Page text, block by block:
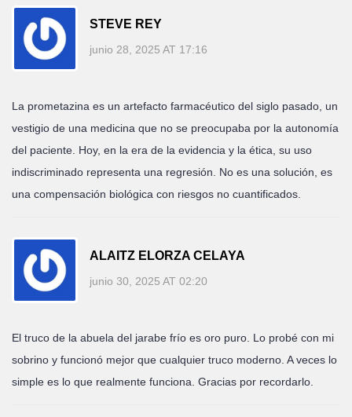
STEVE REY
junio 28, 2025 AT 17:16
La prometazina es un artefacto farmacéutico del siglo pasado, un
vestigio de una medicina que no se preocupaba por la autonomía
del paciente. Hoy, en la era de la evidencia y la ética, su uso
indiscriminado representa una regresión. No es una solución, es
una compensación biológica con riesgos no cuantificados.
ALAITZ ELORZA CELAYA
junio 30, 2025 AT 02:20
El truco de la abuela del jarabe frío es oro puro. Lo probé con mi
sobrino y funcionó mejor que cualquier truco moderno. A veces lo
simple es lo que realmente funciona. Gracias por recordarlo.